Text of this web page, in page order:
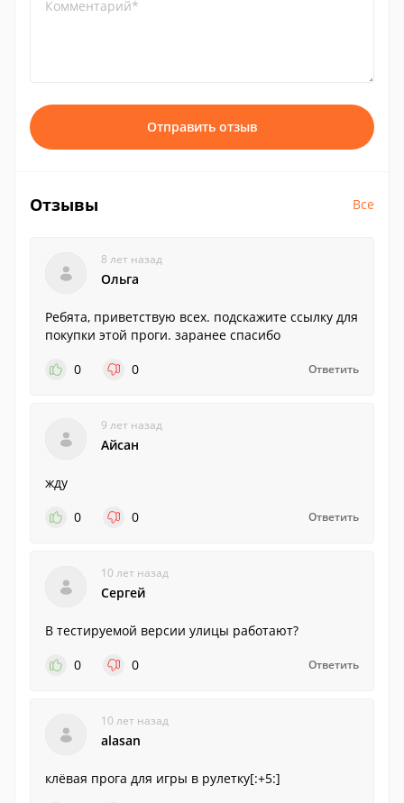
Комментарий*
Отправить отзыв
Отзывы Все
8 лет назад
Ольга
Ребята, приветствую всех. подскажите ссылку для
покупки этой проги. заранее спасибо
0
0 Ответить
9 лет назад
Айсан
жду
0
0 Ответить
10 лет назад
Сергей
В тестируемой версии улицы работают?
0
0 Ответить
10 лет назад
alasan
клёвая прога для игры в рулетку[:+5:]